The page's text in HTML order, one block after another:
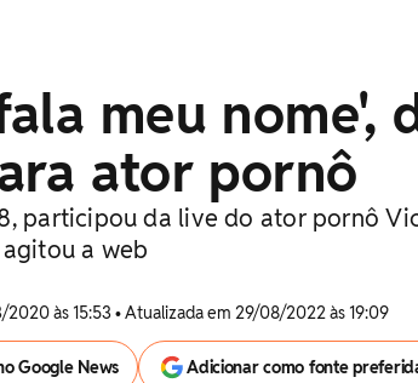
meu nome',
ator pornô
participou da live do ator pornô
a web
2020 às 15:53 • Atualizada em 29/08/2022 às 19:09
Google News Adicionar como fonte